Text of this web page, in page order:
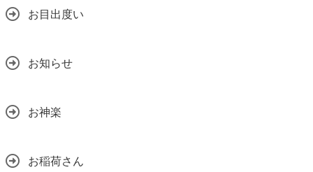
お目出度い
お知らせ
お神楽
お稲荷さん